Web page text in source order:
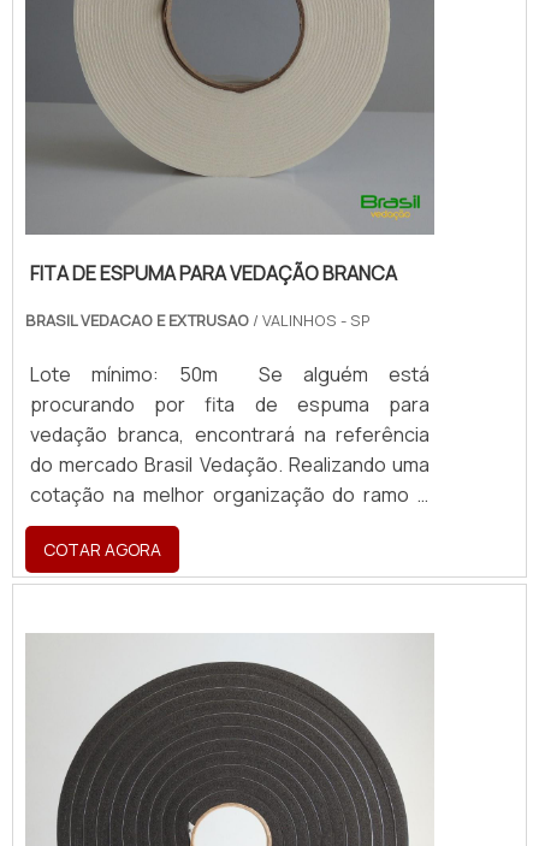
FITA DE ESPUMA PARA VEDAÇÃO BRANCA
BRASIL VEDACAO E EXTRUSAO / VALINHOS - SP
Lote mínimo: 50m Se alguém está
procurando por fita de espuma para
vedação branca, encontrará na referência
do mercado Brasil Vedação. Realizando uma
cotação na melhor organização do ramo e
descobrindo a maior referência de qualidade
da área de atuação. Quando a busca é por
fita de espuma para vedação branca, com a
ou amarelam. MAIS SOBRE FITA DE ESPUM...
COTAR AGORA